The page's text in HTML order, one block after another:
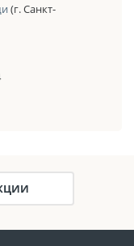
(г. Санкт-